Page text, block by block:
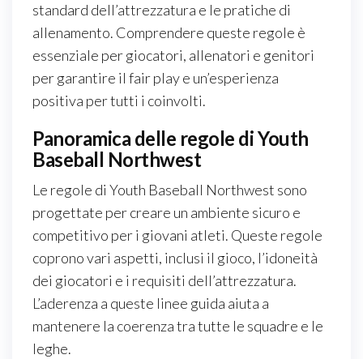
standard dell’attrezzatura e le pratiche di
allenamento. Comprendere queste regole è
essenziale per giocatori, allenatori e genitori
per garantire il fair play e un’esperienza
positiva per tutti i coinvolti.
Panoramica delle regole di Youth
Baseball Northwest
Le regole di Youth Baseball Northwest sono
progettate per creare un ambiente sicuro e
competitivo per i giovani atleti. Queste regole
coprono vari aspetti, inclusi il gioco, l’idoneità
dei giocatori e i requisiti dell’attrezzatura.
L’aderenza a queste linee guida aiuta a
mantenere la coerenza tra tutte le squadre e le
leghe.